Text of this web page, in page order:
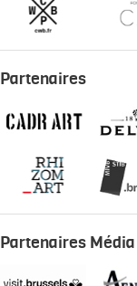
Partenaires
Partenaires Média